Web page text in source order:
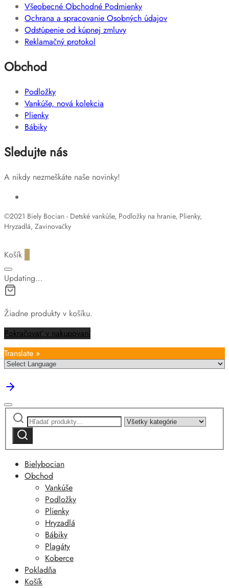
Všeobecné Obchodné Podmienky
Ochrana a spracovanie Osobných údajov
Odstúpenie od kúpnej zmluvy
Reklamačný protokol
Obchod
Podložky
Vankúše, nová kolekcia
Plienky
Bábiky
Sledujte nás
A nikdy nezmeškáte naše novinky!
©2021 Biely Bocian - Detské vankúše, Podložky na hranie, Plienky,
Hryzadlá, Zavinovačky
Košík
Updating…
Žiadne produkty v košíku.
Pokračovať v nakupovaní
Translate »
Hľadať:
Narrow
by
Vyhľadávanie
Bielybocian
Obchod
Vankúše
Podložky
Plienky
Hryzadlá
Bábiky
Plagáty
Koberce
Pokladňa
Košík